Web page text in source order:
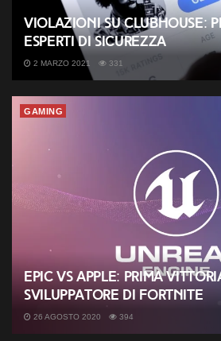
Violazioni su Clubhouse:
esperti di sicurezza
2 MARZO 2021 331
GAMING
Epic vs Apple: prima
sviluppatore di Fortnite
26 AGOSTO 2020 394